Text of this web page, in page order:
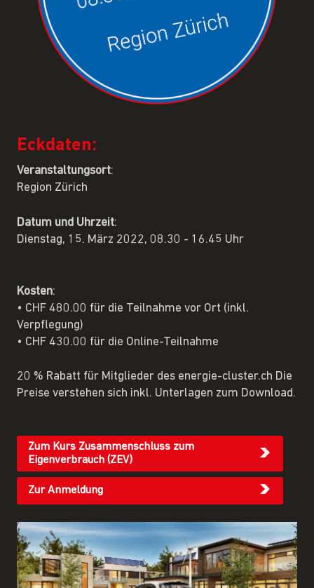
Eckdaten:
Veranstaltungsort:
Region Zürich
Datum und Uhrzeit:
Dienstag, 15. März 2022, 08.30 - 16.45 Uhr
Kosten:
• CHF 480.00 für die Teilnahme vor Ort (inkl.
Verpflegung)
• CHF 430.00 für die Online-Teilnahme
20 % Rabatt für Mitglieder des energie-cluster.ch Die
Preise verstehen sich inkl. Unterlagen zum Download.
Zum Kurs Zusammenschluss zum
Eigenverbrauch (ZEV)
Zur Anmeldung